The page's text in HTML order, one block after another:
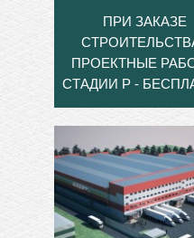
ПРИ ЗАКАЗЕ
ПРОЕКТНЫЕ
СТАДИИ Р -